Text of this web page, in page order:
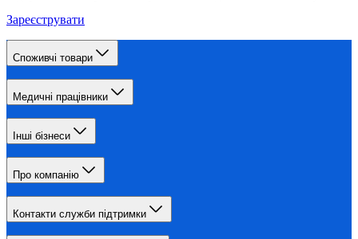
Зареєструвати
Споживчі товари
Медичні працівники
Інші бізнеси
Про компанію
Контакти служби підтримки